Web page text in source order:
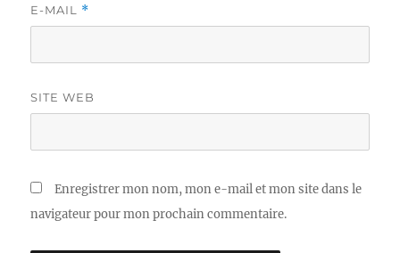
E-MAIL *
SITE WEB
Enregistrer mon nom, mon e-mail et mon site dans le
navigateur pour mon prochain commentaire.